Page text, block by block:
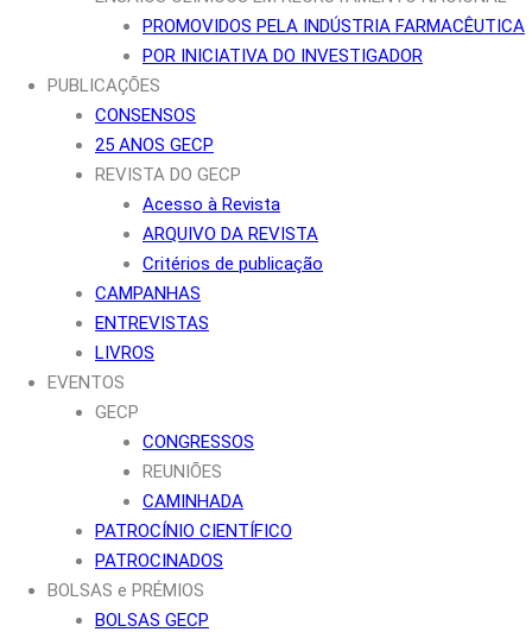
PROMOVIDOS PELA INDÚSTRIA FARMACÊUTICA
POR INICIATIVA DO INVESTIGADOR
PUBLICAÇÕES
CONSENSOS
25 ANOS GECP
REVISTA DO GECP
Acesso à Revista
ARQUIVO DA REVISTA
Critérios de publicação
CAMPANHAS
ENTREVISTAS
LIVROS
EVENTOS
GECP
CONGRESSOS
REUNIÕES
CAMINHADA
PATROCÍNIO CIENTÍFICO
PATROCINADOS
BOLSAS e PRÉMIOS
BOLSAS GECP